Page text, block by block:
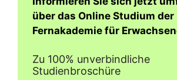
über das Online Studium der
Fernakademie für
Zu 100% unverbindliche
Studienbroschüre